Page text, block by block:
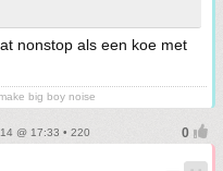
nonstop als een koe met
big boy noise
@ 17:33 • 220